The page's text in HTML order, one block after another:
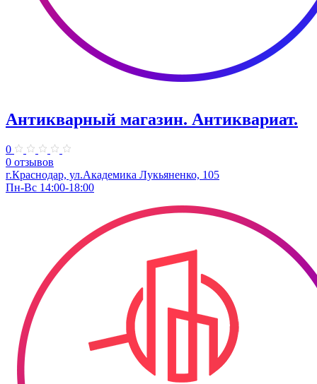
Антикварный магазин. Антиквариат.
0
0 отзывов
г.Краснодар, ул.​Академика Лукьяненко, 105
Пн-Вс 14:00-18:00